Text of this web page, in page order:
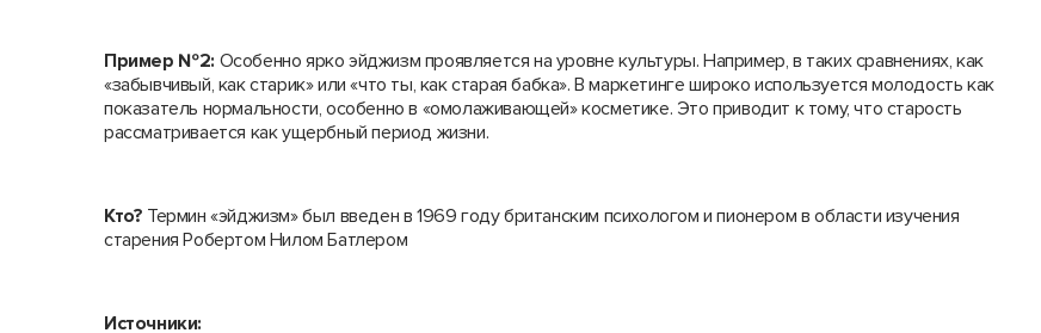
Пример №2: Особенно ярко эйджизм проявляется на уровне культуры. Например, в таких сравнениях, как
«забывчивый, как старик» или «что ты, как старая бабка». В маркетинге широко используется молодость как
показатель нормальности, особенно в «омолаживающей» косметике. Это приводит к тому, что старость
рассматривается как ущербный период жизни.
Кто? Термин «эйджизм» был введен в 1969 году британским психологом и пионером в области изучения
старения Робертом Нилом Батлером
Источники: